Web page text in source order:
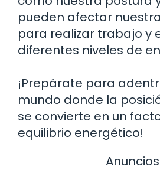
pueden afectar
para realizar trabajo y
diferentes niveles de
¡Prepárate para
mundo donde la
se convierte en un
equilibrio energético!
Anuncios